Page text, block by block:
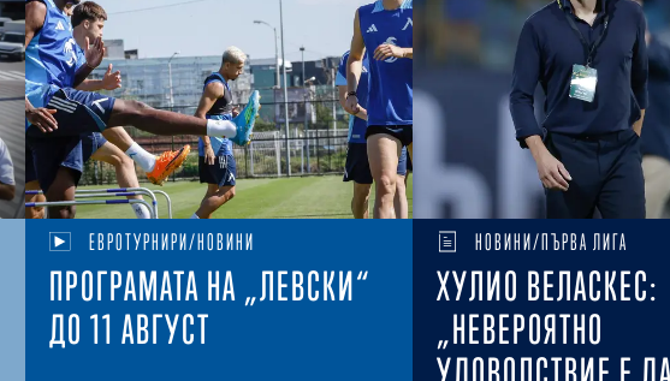
ЕВРОТУРНИРИ/НОВИНИ
ПРОГРАМАТА НА „ЛЕВСКИ“
ДО 11 АВГУСТ
НОВИНИ/ПЪРВА ЛИГА
ХУЛИО ВЕЛАСКЕС:
„НЕВЕРОЯТНО